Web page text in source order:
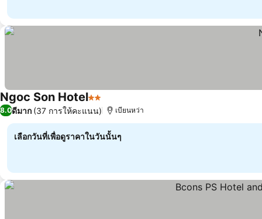
Ngoc Son Hotel2 ดาว
8.0ดีมาก (37 การให้คะแนน) เบียนหว่า
เลือกวันที่เพื่อดูราคาในวันนั้นๆ